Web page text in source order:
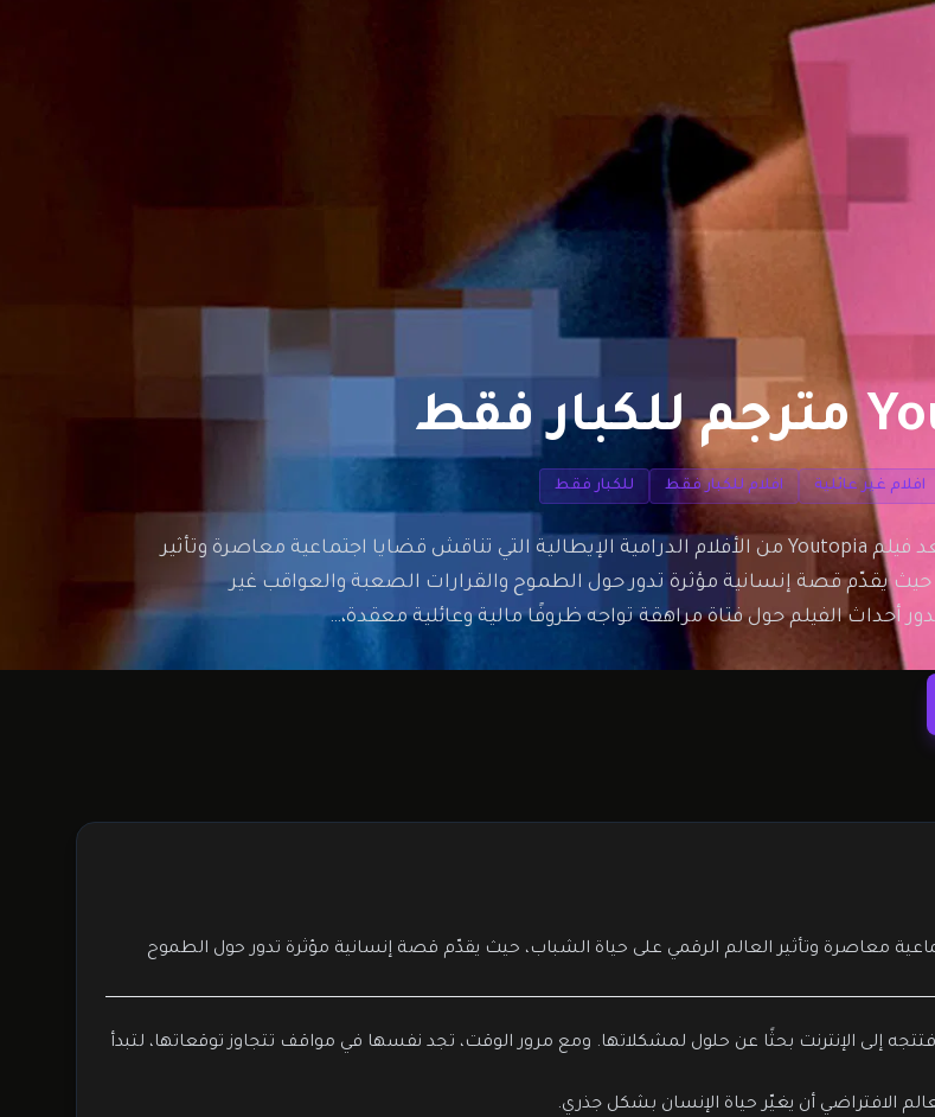
افلام غير عائلية افلام للكبار فقط للكبار فقط
فيلم Youtopia مترجم اون لاين يُعد فيلم Youtopia من الأفلام الدرامية الإيطالية التي تناقش قضايا اجتماعية معاصرة وتأثير
حيث يقدّم قصة إنسانية مؤثرة تدور حول الطموح والقرارات الصعبة والعواقب غير
معاصرة وتأثير العالم الرقمي على حياة الشباب، حيث يقدّم قصة إنسانية مؤثرة تدور حول الطموح
إلى الإنترنت بحثًا عن حلول لمشكلاتها. ومع مرور الوقت، تجد نفسها في مواقف تتجاوز توقعاتها، لتبدأ
الافتراضي أن يغيّر حياة الإنسان بشكل جذري.